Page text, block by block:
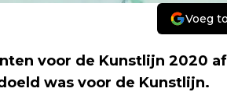
Voeg
voor de Kunstlijn 2020
was voor de Kunstlijn.